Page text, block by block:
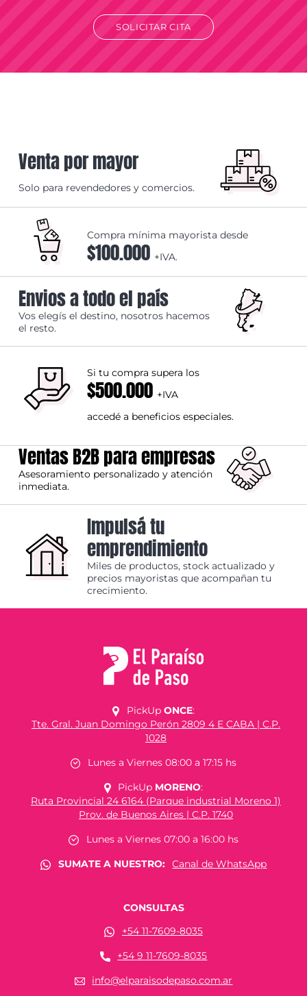
SOLICITAR CITA
Venta por mayor
Solo para revendedores y comercios.
Compra mínima mayorista desde
$100.000 +IVA.
Envios a todo el país
Vos elegís el destino, nosotros hacemos
el resto.
Si tu compra supera los
$500.000 +IVA
accedé a beneficios especiales.
Ventas B2B para empresas
Asesoramiento personalizado y atención
inmediata.
Impulsá tu
emprendimiento
Miles de productos, stock actualizado y
precios mayoristas que acompañan tu
crecimiento.
PickUp ONCE:
Tte. Gral. Juan Domingo Perón 2809 4 E CABA | C.P.
1028
Lunes a Viernes 08:00 a 17:15 hs
PickUp MORENO:
Ruta Provincial 24 6164 (Parque industrial Moreno 1)
Prov. de Buenos Aires | C.P. 1740
Lunes a Viernes 07:00 a 16:00 hs
SUMATE A NUESTRO:
Canal de WhatsApp
CONSULTAS
+54 11-7609-8035
+54 9 11-7609-8035
info@elparaisodepaso.com.ar